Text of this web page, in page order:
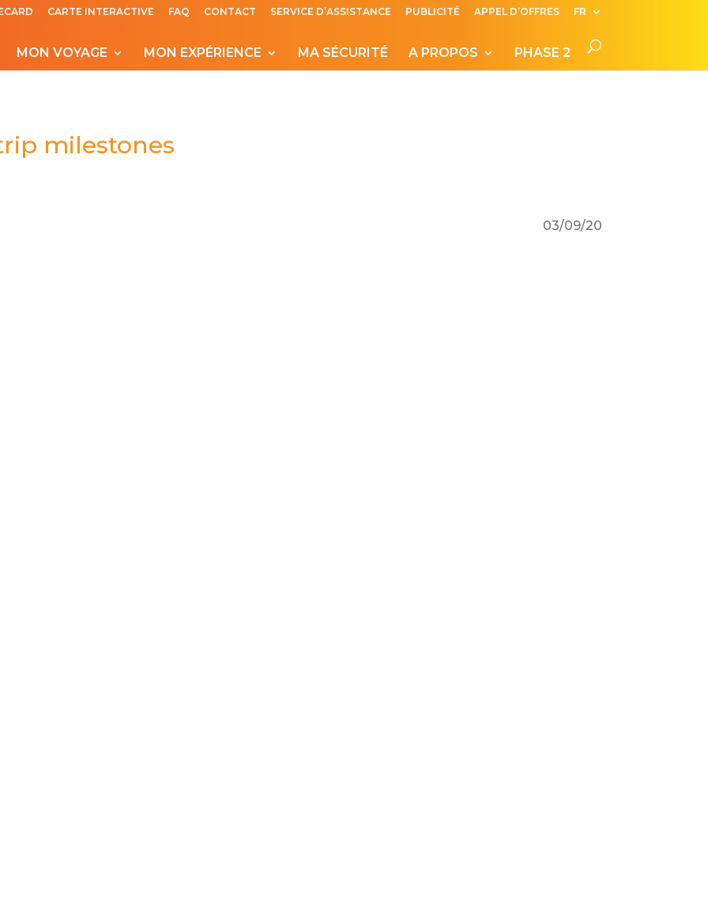
CARTE INTERACTIVE FAQ CONTACT SERVICE D’ASSISTANCE PUBLICITÉ APPEL D’OFFRES FR
MON VOYAGE MON EXPÉRIENCE MA SÉCURITÉ A PROPOS PHASE 2
milestones
03/09/20